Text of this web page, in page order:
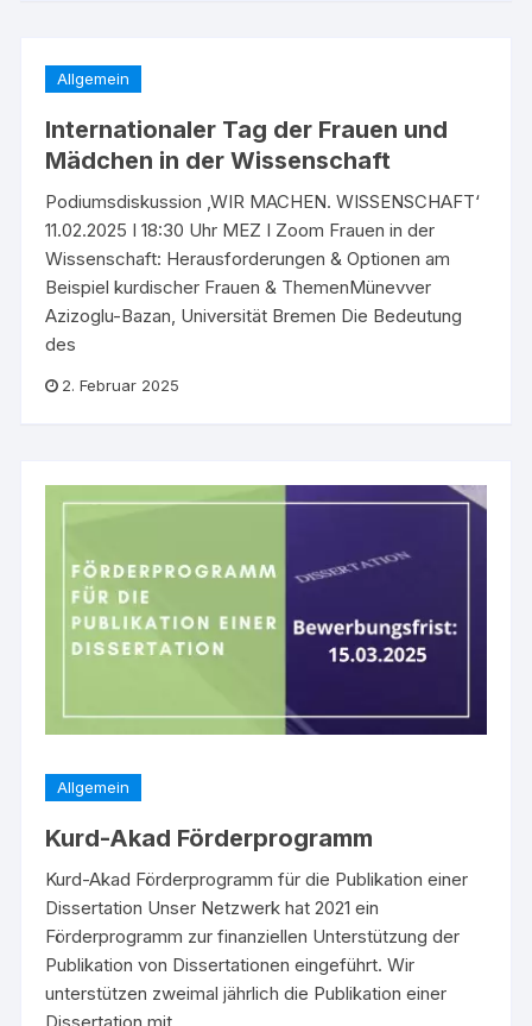
Allgemein
Internationaler Tag der Frauen und
Mädchen in der Wissenschaft
Podiumsdiskussion ‚WIR MACHEN. WISSENSCHAFT‘
11.02.2025 I 18:30 Uhr MEZ I Zoom Frauen in der
Wissenschaft: Herausforderungen & Optionen am
Beispiel kurdischer Frauen & ThemenMünevver
Azizoglu-Bazan, Universität Bremen Die Bedeutung
des
2. Februar 2025
Allgemein
Kurd-Akad Förderprogramm
Kurd-Akad Förderprogramm für die Publikation einer
Dissertation Unser Netzwerk hat 2021 ein
Förderprogramm zur finanziellen Unterstützung der
Publikation von Dissertationen eingeführt. Wir
unterstützen zweimal jährlich die Publikation einer
Dissertation mit